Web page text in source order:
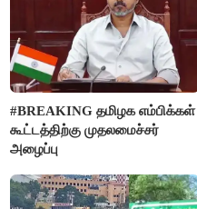
#BREAKING தமிழக எம்பிக்கள்
கூட்டத்திற்கு முதலமைச்சர்
அழைப்பு